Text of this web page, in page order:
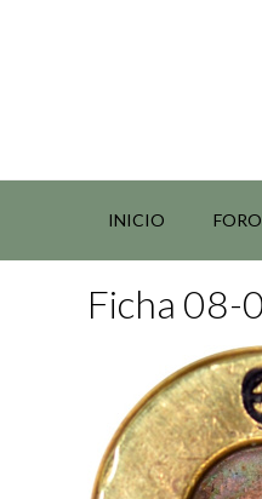
INICIO FORO
Ficha